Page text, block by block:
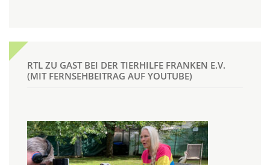
RTL ZU GAST BEI DER TIERHILFE FRANKEN E.V.
(MIT FERNSEHBEITRAG AUF YOUTUBE)